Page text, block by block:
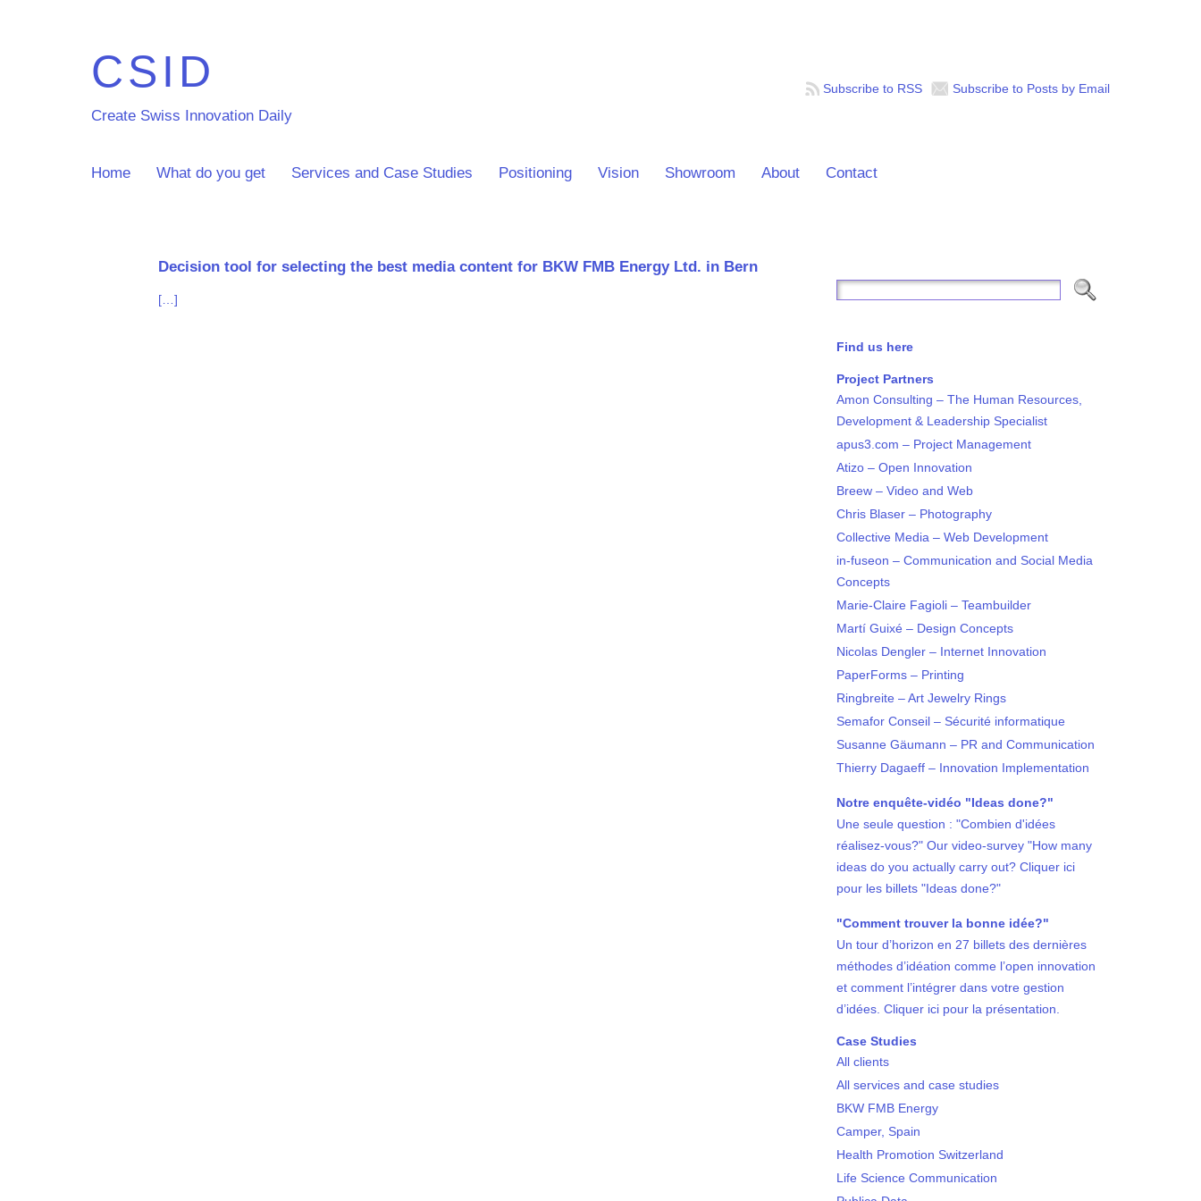
CSID
Create Swiss Innovation Daily
Subscribe to Posts by Email
Subscribe to RSS
Home What do you get Services and Case Studies Positioning Vision Showroom About Contact
Decision tool for selecting the best media content for BKW FMB Energy Ltd. in Bern
[…]
Find us here
Project Partners
Amon Consulting – The Human Resources,
Development & Leadership Specialist
apus3.com – Project Management
Atizo – Open Innovation
Breew – Video and Web
Chris Blaser – Photography
Collective Media – Web Development
in-fuseon – Communication and Social Media
Concepts
Marie-Claire Fagioli – Teambuilder
Martí Guixé – Design Concepts
Nicolas Dengler – Internet Innovation
PaperForms – Printing
Ringbreite – Art Jewelry Rings
Semafor Conseil – Sécurité informatique
Susanne Gäumann – PR and Communication
Thierry Dagaeff – Innovation Implementation
Notre enquête-vidéo "Ideas done?"
Une seule question : "Combien d'idées
réalisez-vous?" Our video-survey "How many
ideas do you actually carry out? Cliquer ici
pour les billets "Ideas done?"
"Comment trouver la bonne idée?"
Un tour d’horizon en 27 billets des dernières
méthodes d’idéation comme l’open innovation
et comment l’intégrer dans votre gestion
d’idées. Cliquer ici pour la présentation.
Case Studies
All clients
All services and case studies
BKW FMB Energy
Camper, Spain
Health Promotion Switzerland
Life Science Communication